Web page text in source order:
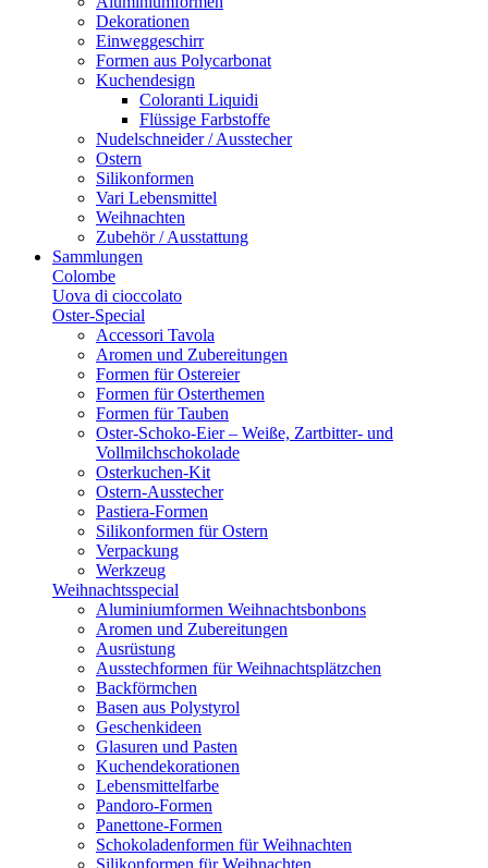
Dekorationen
Einweggeschirr
Formen aus Polycarbonat
Kuchendesign
Coloranti Liquidi
Flüssige Farbstoffe
Nudelschneider / Ausstecher
Ostern
Silikonformen
Vari Lebensmittel
Weihnachten
Zubehör / Ausstattung
Sammlungen
Colombe
Uova di cioccolato
Oster-Special
Accessori Tavola
Aromen und Zubereitungen
Formen für Ostereier
Formen für Osterthemen
Formen für Tauben
Oster-Schoko-Eier – Weiße, Zartbitter- und
Vollmilchschokolade
Osterkuchen-Kit
Ostern-Ausstecher
Pastiera-Formen
Silikonformen für Ostern
Verpackung
Werkzeug
Weihnachtsspecial
Aluminiumformen Weihnachtsbonbons
Aromen und Zubereitungen
Ausrüstung
Ausstechformen für Weihnachtsplätzchen
Backförmchen
Basen aus Polystyrol
Geschenkideen
Glasuren und Pasten
Kuchendekorationen
Lebensmittelfarbe
Pandoro-Formen
Panettone-Formen
Schokoladenformen für Weihnachten
Silikonformen für Weihnachten